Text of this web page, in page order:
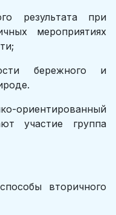
результата при
мероприятиях
бережного и
участие группа
вторичного